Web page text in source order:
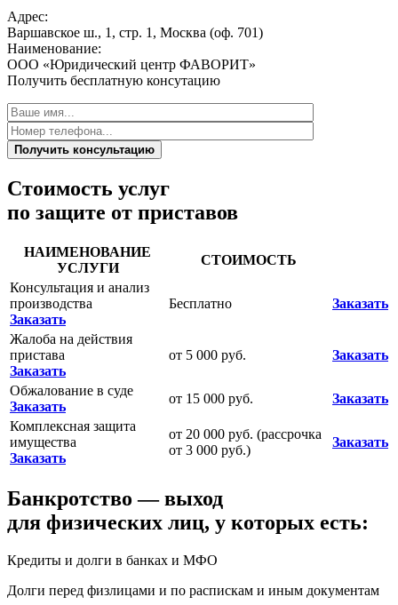
Адрес:
Варшавское ш., 1, стр. 1, Москва (оф. 701)
Наименование:
ООО «Юридический центр ФАВОРИТ»
Получить бесплатную консутацию
Получить консультацию
Стоимость услуг
по защите от приставов
НАИМЕНОВАНИЕ
УСЛУГИ
СТОИМОСТЬ
Консультация и анализ
производства
Заказать
Бесплатно Заказать
Жалоба на действия
пристава
Заказать
от 5 000 руб. Заказать
Обжалование в суде
Заказать
от 15 000 руб.
Заказать
Комплексная защита
имущества
Заказать
от 20 000 руб. (рассрочка
от 3 000 руб.)
Заказать
Банкротство — выход
для физических лиц, у которых есть:
Кредиты и долги в банках и МФО
Долги перед физлицами и по распискам и иным документам